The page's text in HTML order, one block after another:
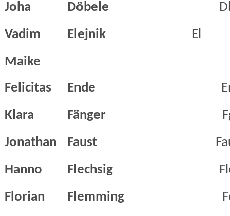
Joha
Döbele
Vadim
Elejnik
El
Maike
Felicitas
Ende
Klara
Fänger
Jonathan
Faust
Hanno
Flechsig
Florian
Flemming